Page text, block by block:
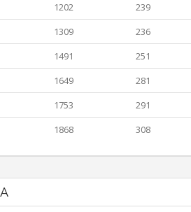
1202 239
1309 236
1491 251
1649 281
1753 291
1868 308